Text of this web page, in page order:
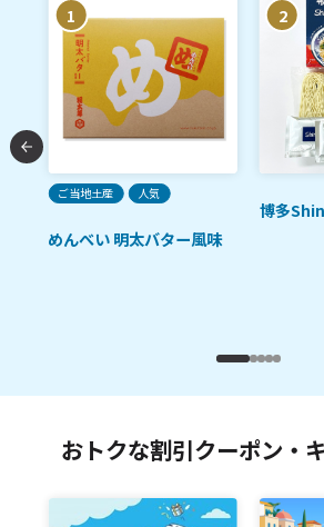
1
ご当地土産 人気
めんべい 明太バター風味
2
博多
おトクな割引クーポン・